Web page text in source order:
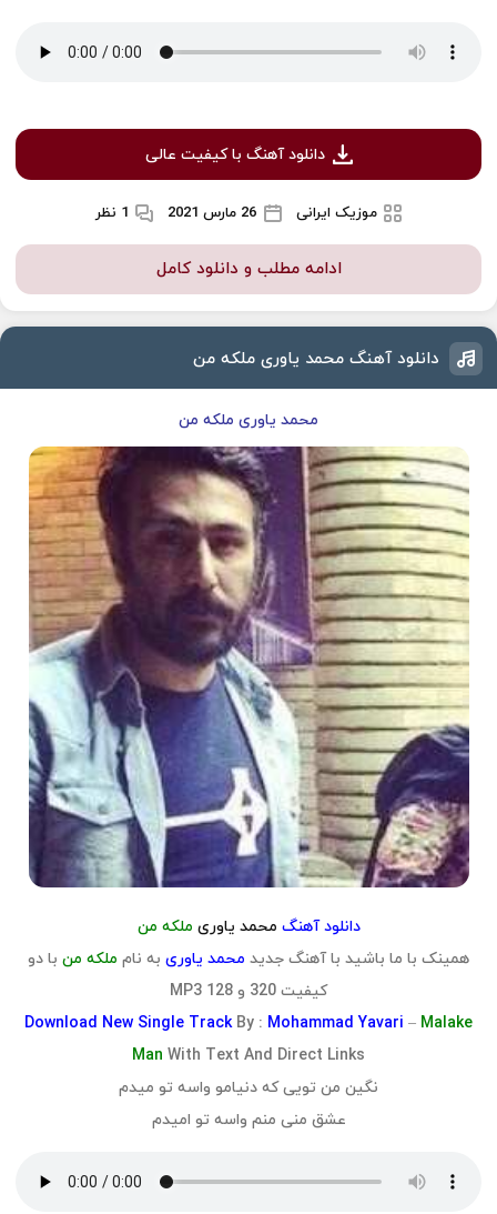
دانلود آهنگ با کیفیت عالی
موزیک ایرانی 26 مارس 2021 1 نظر
ادامه مطلب و دانلود کامل
دانلود آهنگ محمد یاوری ملکه من
محمد یاوری ملکه من
دانلود آهنگ محمد یاوری ملکه من
همینک با ما باشید با آهنگ جدید محمد یاوری به نام ملکه من با دو
کیفیت 320 و 128 MP3
Download New Single Track By : Mohammad Yavari – Malake
Man With Text And Direct Links
نگین من تویی که دنیامو واسه تو میدم
عشق منی منم واسه تو امیدم